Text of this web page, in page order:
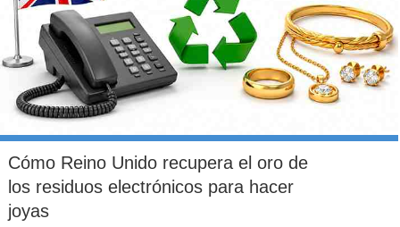
Cómo Reino Unido recupera el oro de
los residuos electrónicos para hacer
joyas